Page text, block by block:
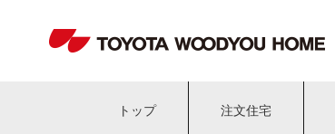
トップ 注文住宅